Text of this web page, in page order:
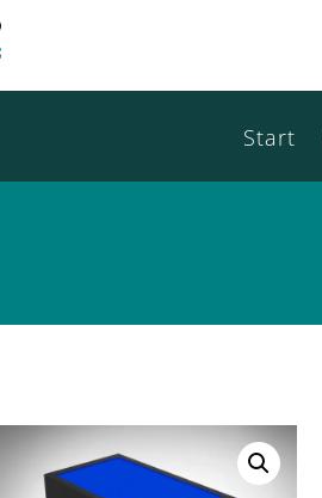
Start